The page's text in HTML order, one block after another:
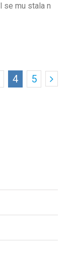
se mu stala n
4 5